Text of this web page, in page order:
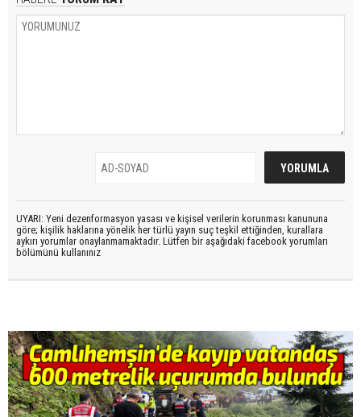
UYARI: Yeni dezenformasyon yasası ve kişisel verilerin korunması kanununa
göre; kişilik haklarına yönelik her türlü yayın suç teşkil ettiğinden, kurallara
aykırı yorumlar onaylanmamaktadır. Lütfen bir aşağıdaki facebook yorumları
bölümünü kullanınız